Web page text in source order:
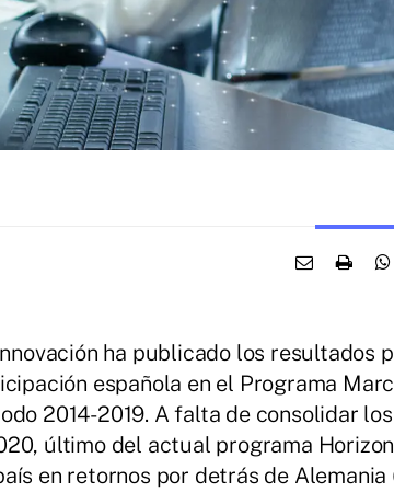
ha publicado los resultados
española en el Programa
2014-2019. A falta de consolidar
último del actual programa
en retornos por detrás de Alemania